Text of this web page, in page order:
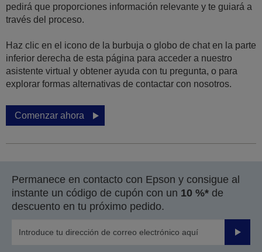
pedirá que proporciones información relevante y te guiará a
través del proceso.
Haz clic en el icono de la burbuja o globo de chat en la parte
inferior derecha de esta página para acceder a nuestro
asistente virtual y obtener ayuda con tu pregunta, o para
explorar formas alternativas de contactar con nosotros.
Comenzar ahora
Permanece en contacto con Epson y consigue al
instante un código de cupón con un 10 %* de
descuento en tu próximo pedido.
Enviar